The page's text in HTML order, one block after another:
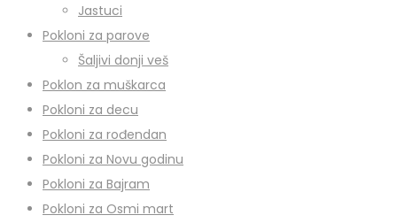
Jastuci
Pokloni za parove
Šaljivi donji veš
Poklon za muškarca
Pokloni za decu
Pokloni za rođendan
Pokloni za Novu godinu
Pokloni za Bajram
Pokloni za Osmi mart